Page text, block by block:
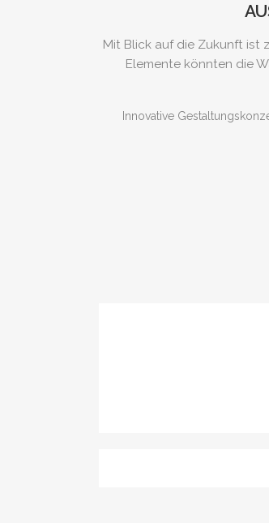
Mit Blick auf die Zukunft ist
Elemente könnten die
Innovative